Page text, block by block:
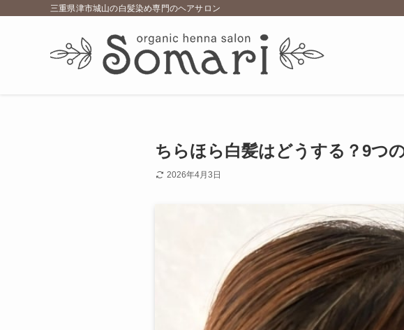
三重県津市城山の白髪染め専門のヘアサロン
ちらほら白髪はどうする？9つ
2026年4月3日